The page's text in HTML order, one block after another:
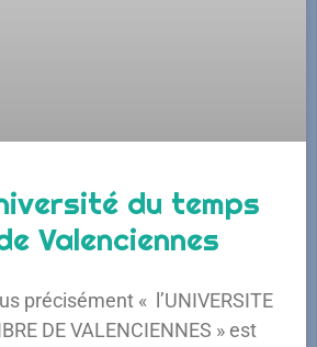
du temps
Valenciennes
précisément « l’UNIVERSITE
DE VALENCIENNES » est